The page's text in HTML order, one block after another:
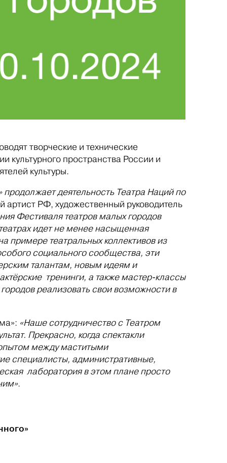
творческие и технические
культурного пространства России и
культуры.
деятельность Театра Наций по
артист РФ, художественный руководитель
Фестиваля театров малых городов
идет не менее насыщенная
примере театральных коллективов из
социального сообщества, эти
талантам, новым идеям и
тренинги, а также мастер-классы
реализовать свои возможности в
«Наше сотрудничество с Театром
Прекрасно, когда спектакли
между маститыми
специалисты, административные,
лаборатория в этом плане просто
.